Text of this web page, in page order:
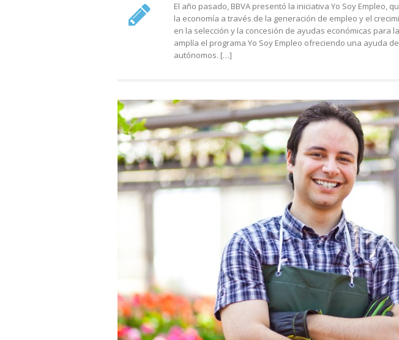
El año pasado, BBVA presentó la iniciativa Yo Soy Empleo,
la economía a través de la generación de empleo y el
en la selección y la concesión de ayudas económicas para
amplía el programa Yo Soy Empleo ofreciendo una ayuda
autónomos. […]